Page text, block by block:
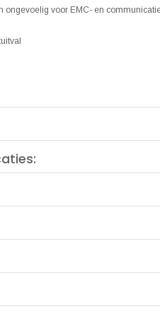
ongevoelig voor EMC- en